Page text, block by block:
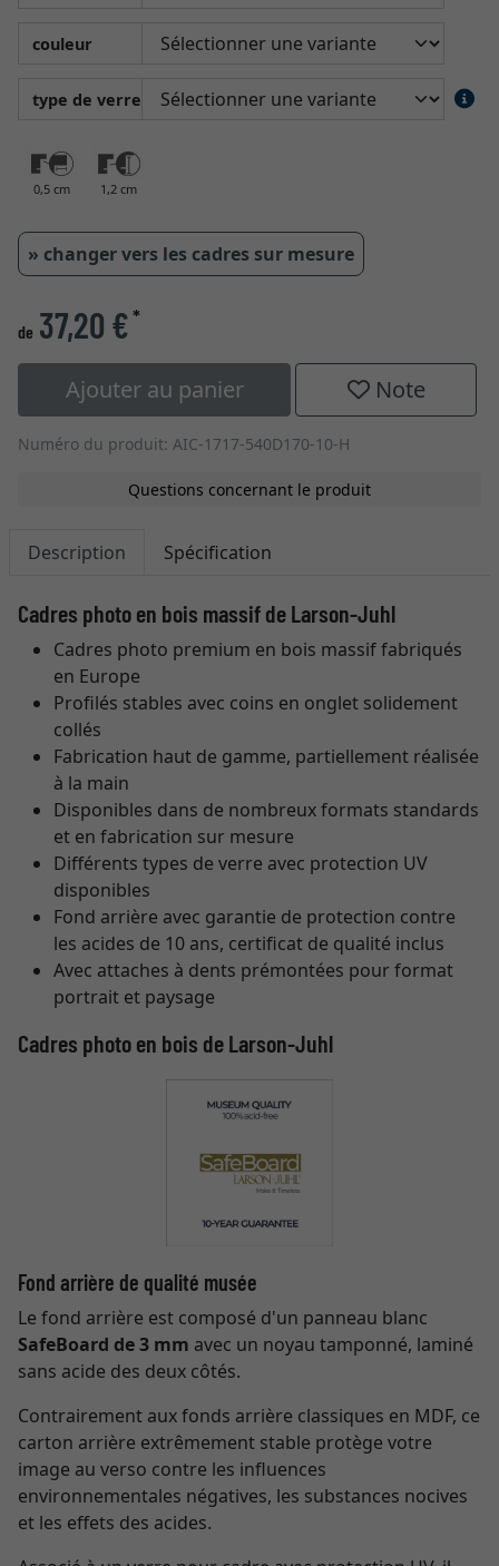
couleur
type de verre
0,5 cm 1,2 cm
» changer vers les cadres sur mesure
de 37,20 €*
Ajouter au panier Note
Numéro du produit: AIC-1717-540D170-10-H
Questions concernant le produit
Description Spécification
Cadres photo en bois massif de Larson-Juhl
Cadres photo premium en bois massif fabriqués
en Europe
Profilés stables avec coins en onglet solidement
collés
Fabrication haut de gamme, partiellement réalisée
à la main
Disponibles dans de nombreux formats standards
et en fabrication sur mesure
Différents types de verre avec protection UV
disponibles
Fond arrière avec garantie de protection contre
les acides de 10 ans, certificat de qualité inclus
Avec attaches à dents prémontées pour format
portrait et paysage
Cadres photo en bois de Larson-Juhl
Fond arrière de qualité musée
Le fond arrière est composé d'un panneau blanc
SafeBoard de 3 mm avec un noyau tamponné, laminé
sans acide des deux côtés.
Contrairement aux fonds arrière classiques en MDF, ce
carton arrière extrêmement stable protège votre
image au verso contre les influences
environnementales négatives, les substances nocives
et les effets des acides.